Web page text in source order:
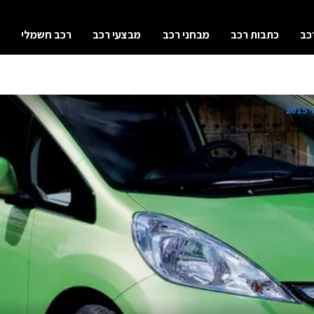
כתבות רכב מבחני רכב מבצעי רכב רכב חשמלי